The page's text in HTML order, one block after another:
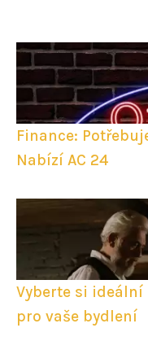
Finance:
Nabízí AC 24
Vyberte si ideální
pro vaše bydlení